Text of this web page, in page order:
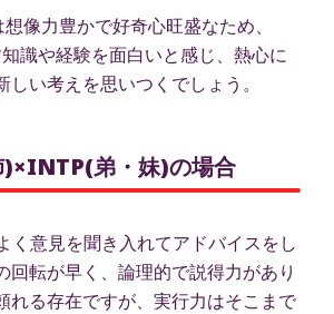
像力豊かで好奇心旺盛なため、
識や経験を面白いと感じ、熱心に
しい考えを思いつくでしょう。
)×INTP(弟・妹)の場合
く意見を聞き入れてアドバイスをし
回転が早く、論理的で説得力があり
れる存在ですが、実行力はそこまで